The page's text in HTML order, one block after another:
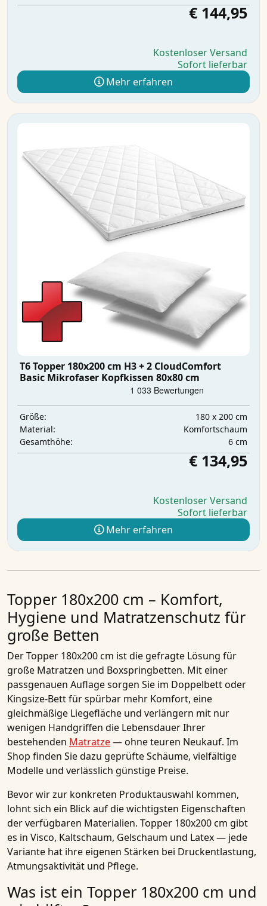
€ 144,95
Kostenloser Versand
Sofort lieferbar
Mehr erfahren
T6 Topper 180x200 cm H3 + 2 CloudComfort
Basic Mikrofaser Kopfkissen 80x80 cm
Größe:
180 x 200 cm
Material:
Komfortschaum
Gesamthöhe:
6 cm
€ 134,95
Kostenloser Versand
Sofort lieferbar
Mehr erfahren
Topper 180x200 cm – Komfort,
Hygiene und Matratzenschutz für
große Betten
Der Topper 180x200 cm ist die gefragte Lösung für
große Matratzen und Boxspringbetten. Mit einer
passgenauen Auflage sorgen Sie im Doppelbett oder
Kingsize-Bett für spürbar mehr Komfort, eine
gleichmäßige Liegefläche und verlängern mit nur
wenigen Handgriffen die Lebensdauer Ihrer
bestehenden Matratze— ohne teuren Neukauf. Im
Shop finden Sie dazu geprüfte Schäume, vielfältige
Modelle und verlässlich günstige Preise.
Bevor wir zur konkreten Produktauswahl kommen,
lohnt sich ein Blick auf die wichtigsten Eigenschaften
der verfügbaren Materialien. Topper 180x200 cm gibt
es in Visco, Kaltschaum, Gelschaum und Latex — jede
Variante hat ihre eigenen Stärken bei Druckentlastung,
Atmungsaktivität und Pflege.
Was ist ein Topper 180x200 cm und